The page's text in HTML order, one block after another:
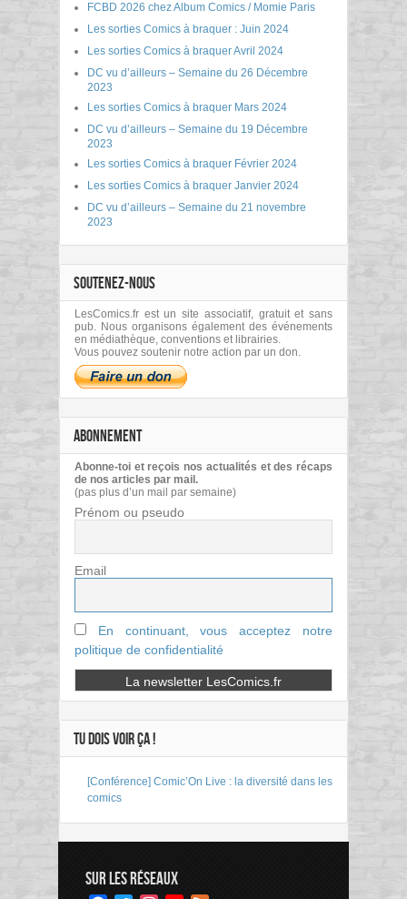
FCBD 2026 chez Album Comics / Momie Paris
Les sorties Comics à braquer : Juin 2024
Les sorties Comics à braquer Avril 2024
DC vu d’ailleurs – Semaine du 26 Décembre
2023
Les sorties Comics à braquer Mars 2024
DC vu d’ailleurs – Semaine du 19 Décembre
2023
Les sorties Comics à braquer Février 2024
Les sorties Comics à braquer Janvier 2024
DC vu d’ailleurs – Semaine du 21 novembre
2023
SOUTENEZ-NOUS
LesComics.fr est un site associatif, gratuit et sans
pub. Nous organisons également des événements
en médiathèque, conventions et librairies.
Vous pouvez soutenir notre action par un don.
ABONNEMENT
Abonne-toi et reçois nos actualités et des récaps
de nos articles par mail.
(pas plus d’un mail par semaine)
Prénom ou pseudo
Email
En continuant, vous acceptez notre
politique de confidentialité
TU DOIS VOIR ÇA !
[Conférence] Comic’On Live : la diversité dans les
comics
SUR LES RÉSEAUX